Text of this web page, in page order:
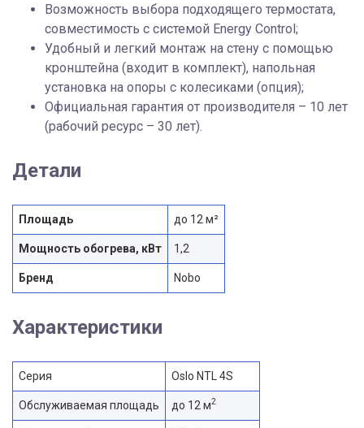
Возможность выбора подходящего термостата,
совместимость с системой Energy Control;
Удобный и легкий монтаж на стену с помощью
кронштейна (входит в комплект), напольная
установка на опоры с колесиками (опция);
Официальная гарантия от производителя – 10 лет
(рабочий ресурс – 30 лет).
Детали
Площадь до 12 м²
Мощность обогрева, кВт 1,2
Бренд Nobo
Характеристики
Серия Oslo NTL 4S
Обслуживаемая площадь до 12 м2